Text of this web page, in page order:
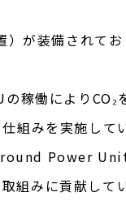
が装備されてお
稼働によりCO₂
組みを実施してい
Power
組みに貢献してい